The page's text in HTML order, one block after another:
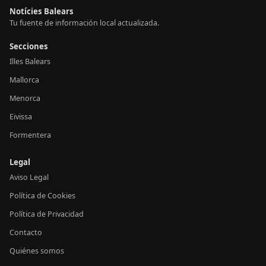
Notícies Balears
Tu fuente de información local actualizada.
Secciones
Illes Balears
Mallorca
Menorca
Eivissa
Formentera
Legal
Aviso Legal
Política de Cookies
Política de Privacidad
Contacto
Quiénes somos